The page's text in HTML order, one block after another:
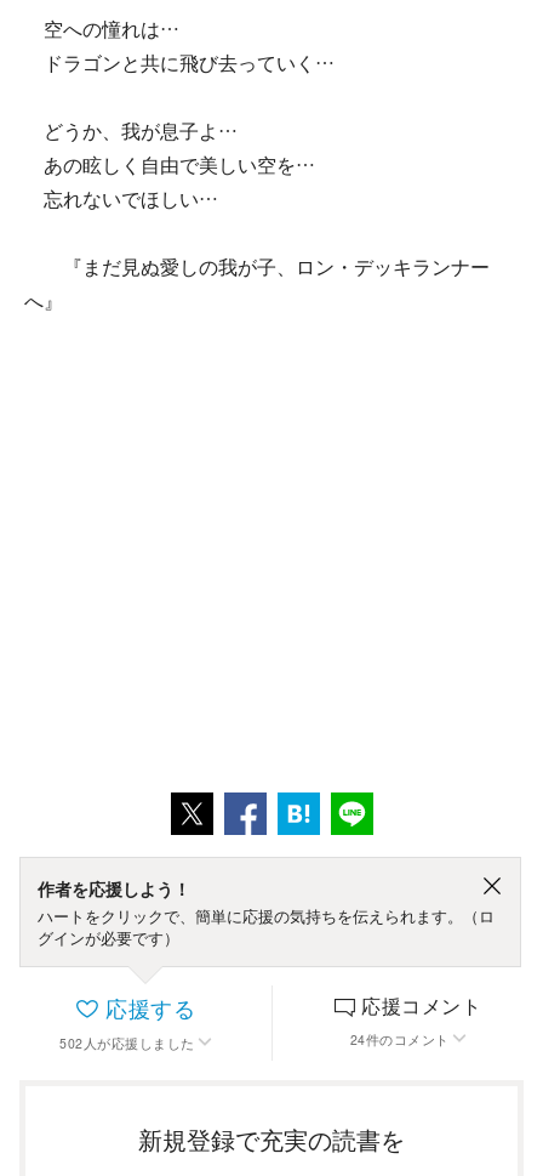
空への憧れは…
ドラゴンと共に飛び去っていく…
どうか、我が息子よ…
あの眩しく自由で美しい空を…
忘れないでほしい…
『まだ見ぬ愛しの我が子、ロン・デッキランナー
へ』
作者を応援しよう！
ハートをクリックで、簡単に応援の気持ちを伝えられます。（ロ
グインが必要です）
応援する
502 人が応援しました
応援コメント
24件のコメント
新規登録で充実の読書を